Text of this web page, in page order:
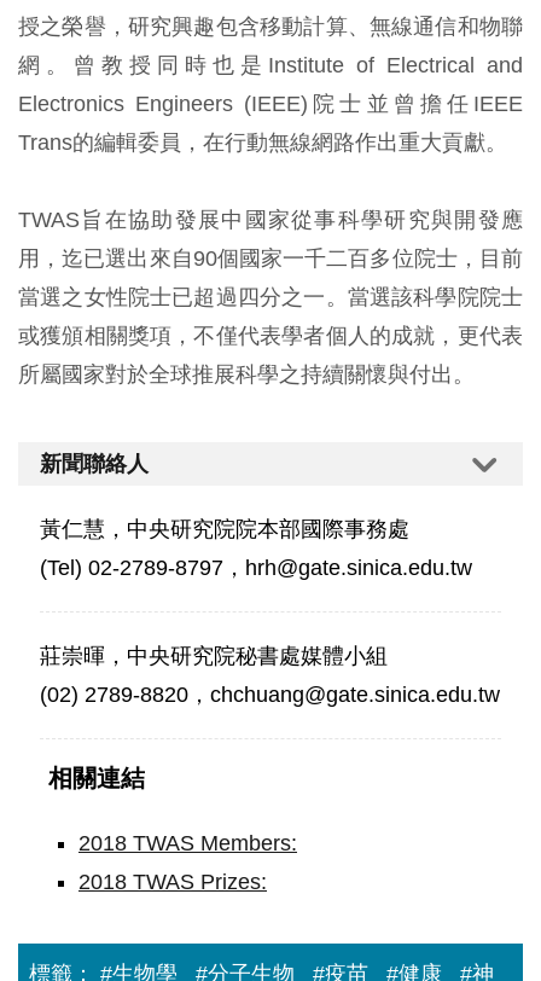
授之榮譽，研究興趣包含移動計算、無線通信和物聯
網。曾教授同時也是Institute of Electrical and
Electronics Engineers (IEEE)院士並曾擔任IEEE
Trans的編輯委員，在行動無線網路作出重大貢獻。
TWAS旨在協助發展中國家從事科學研究與開發應
用，迄已選出來自90個國家一千二百多位院士，目前
當選之女性院士已超過四分之一。當選該科學院院士
或獲頒相關獎項，不僅代表學者個人的成就，更代表
所屬國家對於全球推展科學之持續關懷與付出。
新聞聯絡人
黃仁慧，中央研究院院本部國際事務處
(Tel) 02-2789-8797，hrh@gate.sinica.edu.tw
莊崇暉，中央研究院秘書處媒體小組
(02) 2789-8820，chchuang@gate.sinica.edu.tw
相關連結
2018 TWAS Members:
2018 TWAS Prizes:
標籤： #生物學 #分子生物 #疫苗 #健康 #神